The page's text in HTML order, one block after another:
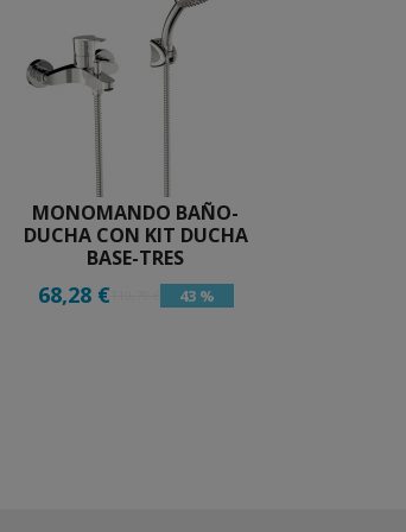
MONOMANDO BAÑO-
DUCHA CON KIT DUCHA
BASE-TRES
68,28 € 43 %